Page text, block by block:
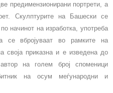
предимензионирани портрети, а
Скулптурите на Башески се
начинот на изработка, употреба
се вбројуваат во рамките на
своја приказна и е изведена до
на голем број споменици
на осум меѓународни и